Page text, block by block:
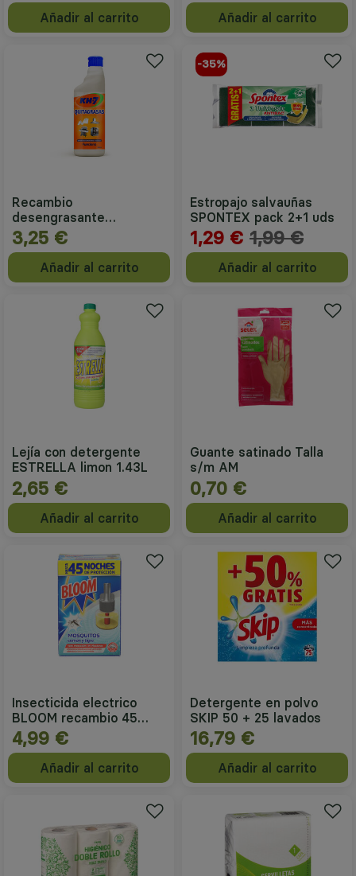
Añadir al carrito Añadir al carrito
Recambio
desengrasante
quitagrasas KH-7 780ml
3,25 €
Añadir al carrito
-35%
Estropajo salvauñas
SPONTEX pack 2+1 uds
1,29 € 1,99 €
Añadir al carrito
Lejía con detergente
ESTRELLA limon 1.43L
2,65 €
Añadir al carrito
Guante satinado Talla
s/m AM
0,70 €
Añadir al carrito
Insecticida electrico
BLOOM recambio 45
noches
4,99 €
Añadir al carrito
Detergente en polvo
SKIP 50 + 25 lavados
16,79 €
Añadir al carrito